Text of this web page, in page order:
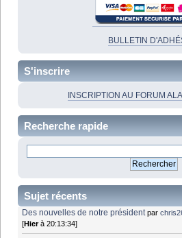
BULLETIN
S'inscrire
INSCRIPTION AU FORUM
Recherche rapide
Sujet récents
Des nouvelles de notre président par
[Hierà 20:13:34]